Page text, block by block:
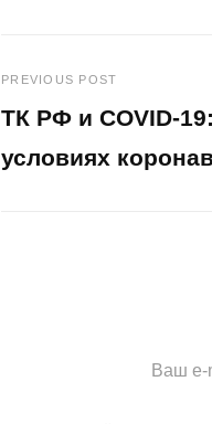
Навигация
по
PREVIOUS POST
ТК РФ и COVID-
условиях
Ваш e-